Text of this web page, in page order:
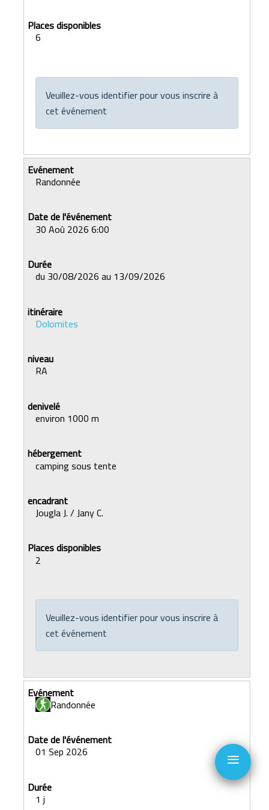
6
Veuillez-vous identifier pour vous inscrire à
cet événement
Randonnée
30 Aoû 2026 6:00
du 30/08/2026 au 13/09/2026
Dolomites
RA
environ 1000 m
camping sous tente
Jougla J. / Jany C.
2
Veuillez-vous identifier pour vous inscrire à
cet événement
Randonnée
01 Sep 2026
1 j
≡